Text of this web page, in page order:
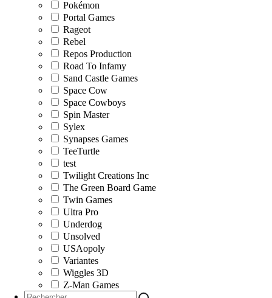
Pokémon
Portal Games
Rageot
Rebel
Repos Production
Road To Infamy
Sand Castle Games
Space Cow
Space Cowboys
Spin Master
Sylex
Synapses Games
TeeTurtle
test
Twilight Creations Inc
The Green Board Game
Twin Games
Ultra Pro
Underdog
Unsolved
USAopoly
Variantes
Wiggles 3D
Z-Man Games